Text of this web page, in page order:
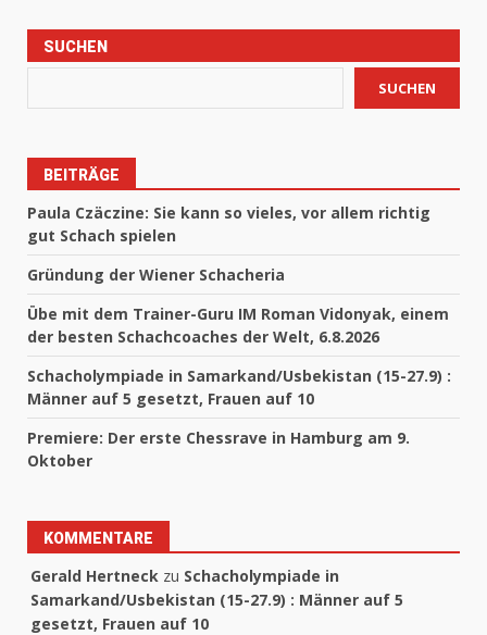
SUCHEN
SUCHEN
BEITRÄGE
Paula Czäczine: Sie kann so vieles, vor allem richtig
gut Schach spielen
Gründung der Wiener Schacheria
Übe mit dem Trainer-Guru IM Roman Vidonyak, einem
der besten Schachcoaches der Welt, 6.8.2026
Schacholympiade in Samarkand/Usbekistan (15-27.9) :
Männer auf 5 gesetzt, Frauen auf 10
Premiere: Der erste Chessrave in Hamburg am 9.
Oktober
KOMMENTARE
Gerald Hertneck zu Schacholympiade in
Samarkand/Usbekistan (15-27.9) : Männer auf 5
gesetzt, Frauen auf 10